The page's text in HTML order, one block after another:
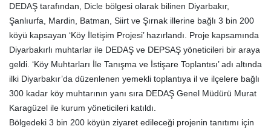
DEDAŞ tarafından, Dicle bölgesi olarak bilinen Diyarbakır,
Şanlıurfa, Mardin, Batman, Siirt ve Şırnak illerine bağlı 3 bin 200
köyü kapsayan ‘Köy İletişim Projesi’ hazırlandı. Proje kapsamında
Diyarbakırlı muhtarlar ile DEDAŞ ve DEPSAŞ yöneticileri bir araya
geldi. ‘Köy Muhtarları İle Tanışma ve İstişare Toplantısı’ adı altında
ilki Diyarbakır’da düzenlenen yemekli toplantıya il ve ilçelere bağlı
300 kadar köy muhtarının yanı sıra DEDAŞ Genel Müdürü Murat
Karagüzel ile kurum yöneticileri katıldı.
Bölgedeki 3 bin 200 köyün ziyaret edileceği projenin tanıtımı için